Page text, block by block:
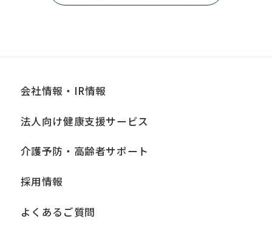
会社情報・IR情報
法人向け健康支援サービス
介護予防・高齢者サポート
採用情報
よくあるご質問